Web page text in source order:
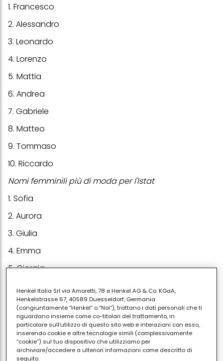
1. Francesco
2. Alessandro
3. Leonardo
4. Lorenzo
5. Mattia
6. Andrea
7. Gabriele
8. Matteo
9. Tommaso
10. Riccardo
Nomi femminili più di moda per l'Istat
1. Sofia
2. Aurora
3. Giulia
4. Emma
5. Giorgia
7. Alice
8. Greta
9. Ginevra
10. Chiara
Henkel Italia Srl via Amoretti, 78 e Henkel AG & Co. KGaA,
Henkelstrasse 67, 40589 Duesseldorf, Germania
(congiuntamente “Henkel” o “Noi”), trattano i dati personali che ti
riguardano insieme come co-titolari del trattamento, in
particolare sull'utilizzo di questo sito web e interazioni con esso,
inserendo cookie e altre tecnologie simili (complessivamente
“cookie”) sul tuo dispositivo che utilizziamo per
archiviare/accedere a ulteriori informazioni come descritto di
seguito.